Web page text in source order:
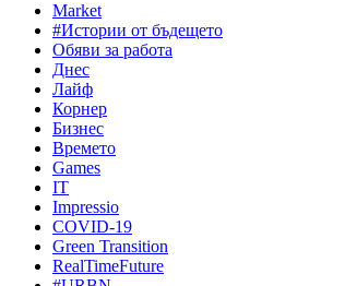
Market
#Истории от бъдещето
Обяви за работа
Днес
Лайф
Корнер
Бизнес
Времето
Games
IT
Impressio
COVID-19
Green Transition
RealTimeFuture